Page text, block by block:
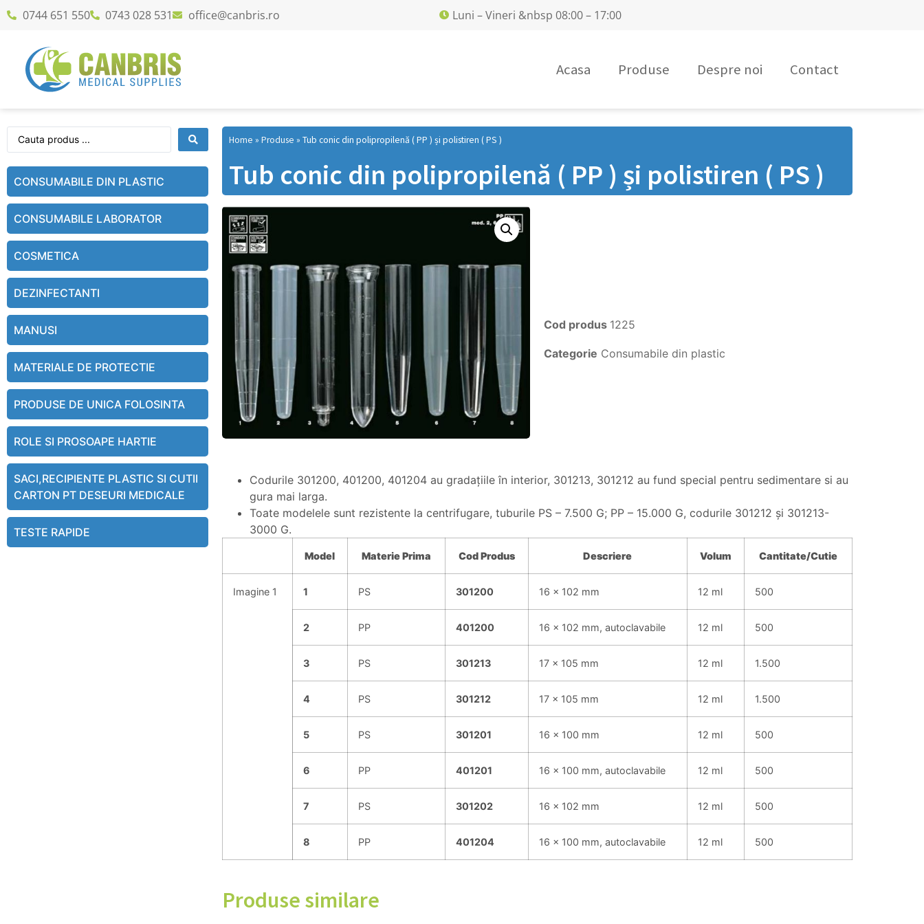
0744 651 550 0743 028 531 office@canbris.ro Luni – Vineri &nbsp 08:00 – 17:00
Acasa Produse Despre noi Contact
CONSUMABILE DIN PLASTIC
CONSUMABILE LABORATOR
COSMETICA
DEZINFECTANTI
MANUSI
MATERIALE DE PROTECTIE
PRODUSE DE UNICA FOLOSINTA
ROLE SI PROSOAPE HARTIE
SACI,RECIPIENTE PLASTIC SI CUTII
CARTON PT DESEURI MEDICALE
TESTE RAPIDE
Home » Produse » Tub conic din polipropilenă ( PP ) și polistiren ( PS )
Tub conic din polipropilenă ( PP ) și polistiren ( PS )
Cod produs 1225
Categorie Consumabile din plastic
Codurile 301200, 401200, 401204 au gradaţiile în interior, 301213, 301212 au fund special pentru sedimentare si au
gura mai larga.
Toate modelele sunt rezistente la centrifugare, tuburile PS – 7.500 G; PP – 15.000 G, codurile 301212 şi 301213-
3000 G.
Model Materie Prima Cod Produs Descriere Volum Cantitate/Cutie
Imagine 1 1 PS 301200 16 x 102 mm 12 ml 500
2 PP 401200 16 x 102 mm, autoclavabile 12 ml 500
3 PS 301213 17 x 105 mm 12 ml 1.500
4 PS 301212 17 x 105 mm 12 ml 1.500
5 PS 301201 16 x 100 mm 12 ml 500
6 PP 401201 16 x 100 mm, autoclavabile 12 ml 500
7 PS 301202 16 x 102 mm 12 ml 500
8 PP 401204 16 x 100 mm, autoclavabile 12 ml 500
Produse similare